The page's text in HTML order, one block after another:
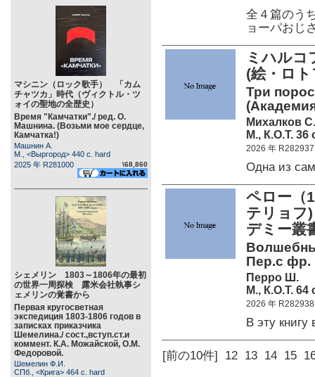
マシニン（ロック歌手） 「カム
チャツカ」時代（ヴィクトル・ツ
ォイの聖地の全歴史）
Время "Камчатки"./ ред. О.
Машнина. (Возьми мое сердце,
Камчатка!)
Машнин А.
М., <Выргород> 440 c. hard
2025 年 R281000
\68,860
シェメリン 1803～1806年の最初
の世界一周探検 露米会社執事シ
ェメリンの覚書から
Первая кругосветная
экспедиция 1803-1806 годов в
записках приказчика
Шемелина./ сост.,вступ.ст.и
коммент. К.А. Можайской, О.М.
Федоровой.
Шемелин Ф.И.
СПб., <Крига> 464 c. hard
全４篇のう
ョーパおじ
ミハル
(絵・ロ
Три
Михалков
М., К.О.Т. 36
2026 年 R282937
Одна из
ペロー（
テリョフ
デミー叢
Пер.с фр.
Перро Ш.
М., К.О.Т. 64
2026 年 R282938
В эту
[前の10件] 12 13 14 15